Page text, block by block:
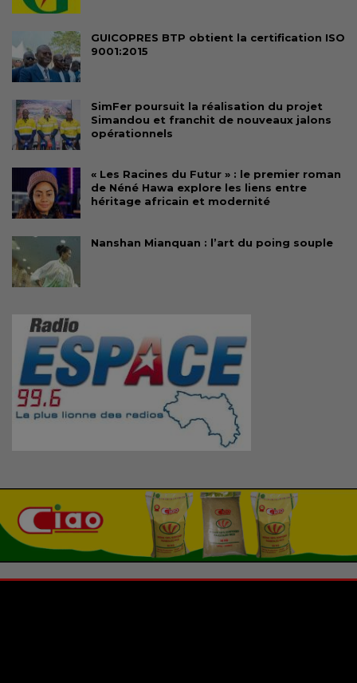
GUICOPRES BTP obtient la certification ISO
9001:2015
SimFer poursuit la réalisation du projet
Simandou et franchit de nouveaux jalons
opérationnels
« Les Racines du Futur » : le premier roman
de Néné Hawa explore les liens entre
héritage africain et modernité
Nanshan Mianquan : l’art du poing souple